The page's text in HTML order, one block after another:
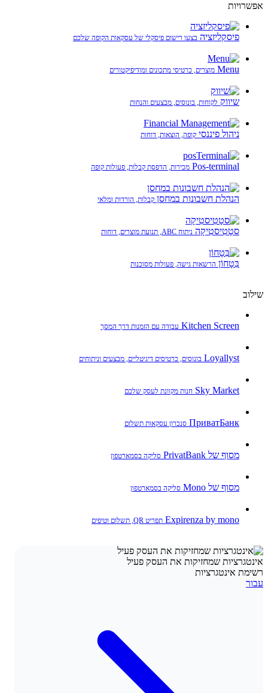
אפשרויות
פיסקליזציה בצעו רישום פיסקלי של עסקאות הקופה שלכם
Menu מוצרים, כרטיסי מתכונים ומודיפיקטורים
שיווק לקוחות, בונוסים, מבצעים והנחות
ניהול פיננסי קופה, הוצאות, דוחות
Pos-terminal מכירות, הדפסת קבלות, פעולות קופה
הנהלת חשבונות במחסן קבלות, הורדות ומלאי
סטָטִיסטִיקָה ניתוח ABC, תנועת מוצרים, דוחות
בִּטָחוֹן הרשאות גישה, פעולות מסוכנות
שילוב
Kitchen Screen עבודה עם הזמנות דרך המסך
Loyallyst בונוסים, כרטיסים דיגיטליים, מבצעים וניתוחים
Sky Market חנות מקוונת לעסק שלכם
ПриватБанк סנכרון עסקאות תשלום
מסוף של PrivatBank סליקה בסמארטפון
מסוף של Mono סליקה בסמארטפון
Expirenza by mono תפריט QR, תשלום וטיפים
אינטגרציות שמחזיקות את העסק פעיל
רשימת אינטגרציות
עבור